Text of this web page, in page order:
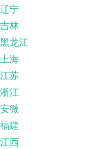
辽宁
吉林
黑龙江
上海
江苏
淅江
安微
福建
江西